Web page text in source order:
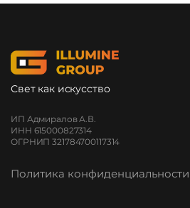
Свет как искусство
ИП Адмиралов А.В.
ИНН 615000827314
ОГРНИП 321784700117314
Политика конфиденциальности